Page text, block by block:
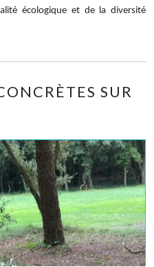
écologique et de la diversité
SUR